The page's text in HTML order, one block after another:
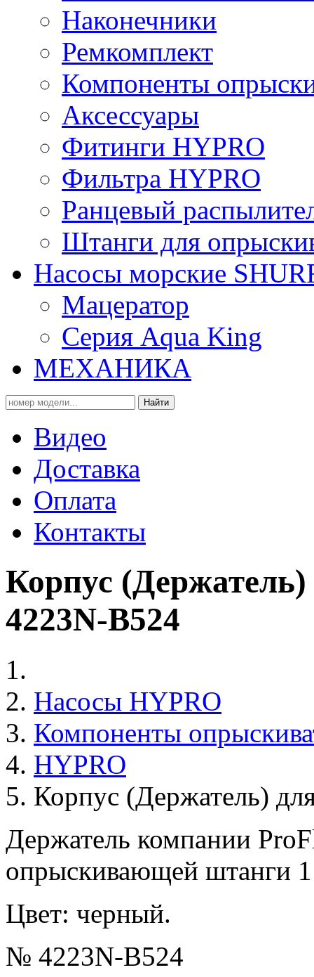
Наконечники
Ремкомплект
Компоненты
Аксессуары
Фитинги HYPRO
Фильтрa HYPRO
Ранцевый
Штанги для
Насосы морские
Мацератор
Серия Aqua King
МЕХАНИКА
Найти
Видео
Доставка
Оплата
Контакты
Корпус
4223N-B524
Насосы HYPRO
Компоненты
HYPRO
Корпус (Держатель)
Держатель компании
опрыскивающей штанги
Цвет: черный.
№ 4223N-B524